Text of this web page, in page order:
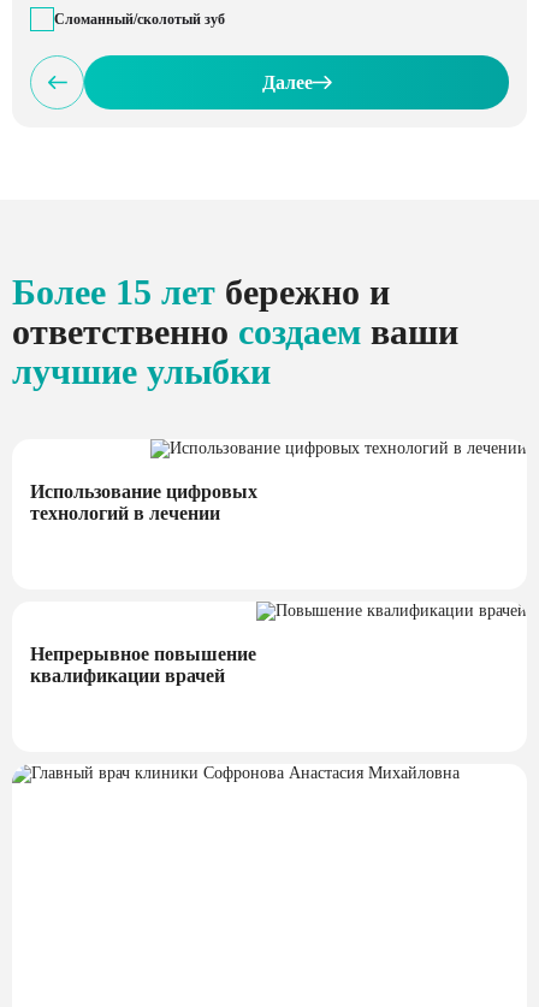
Сломанный/сколотый зуб
Далее
Более 15 лет бережно и
ответственно создаем ваши
лучшие улыбки
Использование цифровых
технологий в лечении
Непрерывное повышение
квалификации врачей